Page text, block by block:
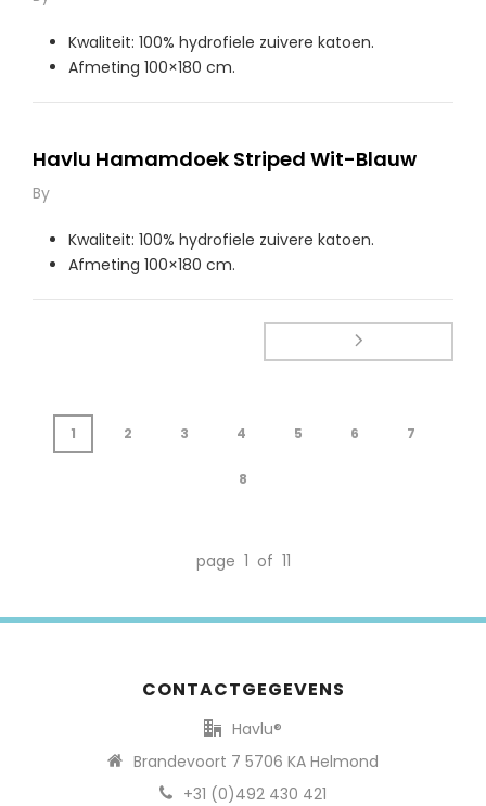
Kwaliteit: 100% hydrofiele zuivere katoen.
Afmeting 100×180 cm.
Havlu Hamamdoek Striped Wit-Blauw
By
Kwaliteit: 100% hydrofiele zuivere katoen.
Afmeting 100×180 cm.
1 2 3 4 5 6 7
8
page 1 of 11
CONTACTGEGEVENS
Havlu®
Brandevoort 7 5706 KA Helmond
+31 (0)492 430 421